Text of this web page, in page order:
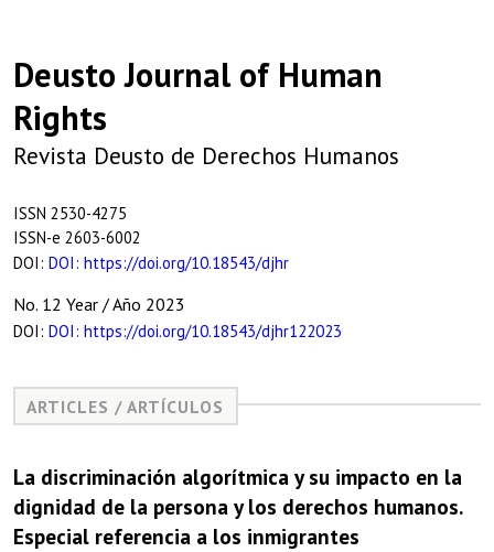
Deusto Journal of Human
Rights
Revista Deusto de Derechos Humanos
ISSN 2530-4275
ISSN-e 2603-6002
DOI: DOI: https://doi.org/10.18543/djhr
No. 12 Year / Año 2023
DOI: DOI: https://doi.org/10.18543/djhr122023
ARTICLES / ARTÍCULOS
La discriminación algorítmica y su impacto en la
dignidad de la persona y los derechos humanos.
Especial referencia a los inmigrantes